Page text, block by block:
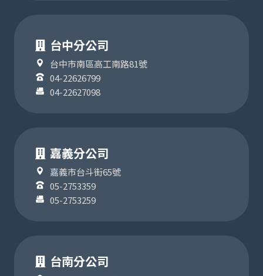
台中分公司
台中市南區高工南路81號
04-22626799
04-22627098
嘉義分公司
嘉義市台斗街65號
05-2753359
05-2753259
台南分公司